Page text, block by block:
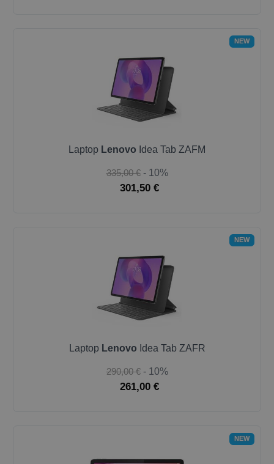
NEW
Laptop Lenovo Idea Tab ZAFM
335,00 € - 10%
301,50 €
NEW
Laptop Lenovo Idea Tab ZAFR
290,00 € - 10%
261,00 €
NEW